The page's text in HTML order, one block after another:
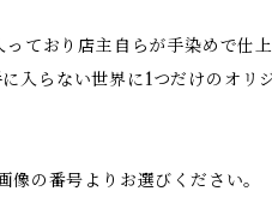
ており店主自らが手染めで仕上
らない世界に1つだけのオリ
像の番号よりお選びください。